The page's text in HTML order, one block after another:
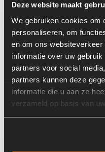
Deze website maakt
We gebruiken cookies om
personaliseren, om
en om ons
informatie over uw
partners voor social
partners kunnen deze
informatie die u aan ze
verzameld op basis van
Informatie
Locatie:
Past op de volgende machines:
Land: